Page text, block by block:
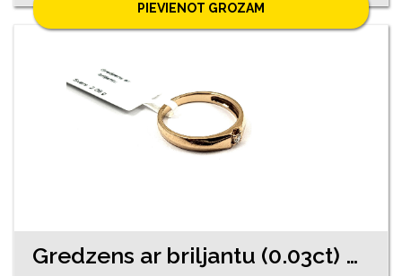
PIEVIENOT GROZAM
Gredzens ar briljantu (0.03ct) 9770-4541